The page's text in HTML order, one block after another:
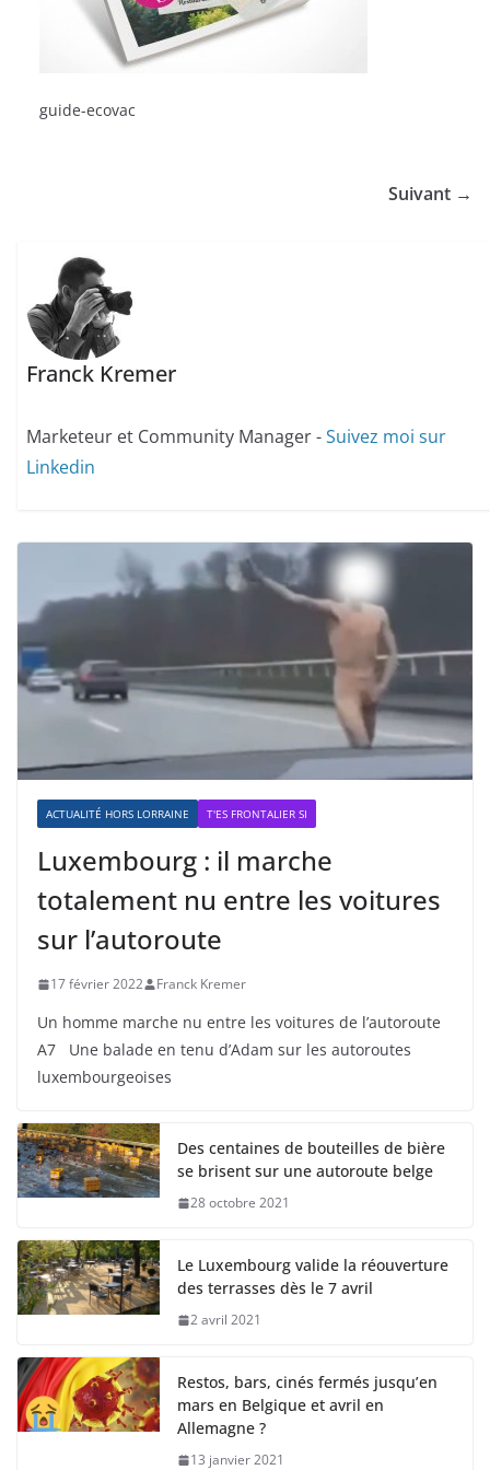
guide-ecovac
Suivant →
Franck Kremer
Marketeur et Community Manager -Suivez moi sur
Linkedin
ACTUALITÉ HORS LORRAINE T'ES FRONTALIER SI
Luxembourg : il marche
totalement nu entre les voitures
sur l’autoroute
17 février 2022 Franck Kremer
Un homme marche nu entre les voitures de l’autoroute
A7 Une balade en tenu d’Adam sur les autoroutes
luxembourgeoises
Des centaines de bouteilles de bière
se brisent sur une autoroute belge
28 octobre 2021
Le Luxembourg valide la réouverture
des terrasses dès le 7 avril
2 avril 2021
Restos, bars, cinés fermés jusqu’en
mars en Belgique et avril en
Allemagne ?
13 janvier 2021